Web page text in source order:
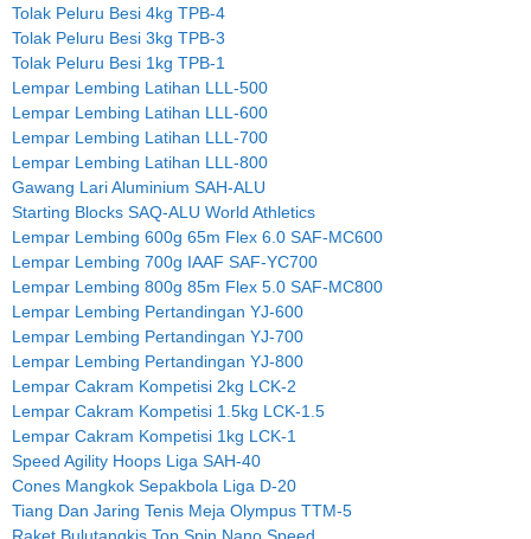
Tolak Peluru Besi 4kg TPB-4
Tolak Peluru Besi 3kg TPB-3
Tolak Peluru Besi 1kg TPB-1
Lempar Lembing Latihan LLL-500
Lempar Lembing Latihan LLL-600
Lempar Lembing Latihan LLL-700
Lempar Lembing Latihan LLL-800
Gawang Lari Aluminium SAH-ALU
Starting Blocks SAQ-ALU World Athletics
Lempar Lembing 600g 65m Flex 6.0 SAF-MC600
Lempar Lembing 700g IAAF SAF-YC700
Lempar Lembing 800g 85m Flex 5.0 SAF-MC800
Lempar Lembing Pertandingan YJ-600
Lempar Lembing Pertandingan YJ-700
Lempar Lembing Pertandingan YJ-800
Lempar Cakram Kompetisi 2kg LCK-2
Lempar Cakram Kompetisi 1.5kg LCK-1.5
Lempar Cakram Kompetisi 1kg LCK-1
Speed Agility Hoops Liga SAH-40
Cones Mangkok Sepakbola Liga D-20
Tiang Dan Jaring Tenis Meja Olympus TTM-5